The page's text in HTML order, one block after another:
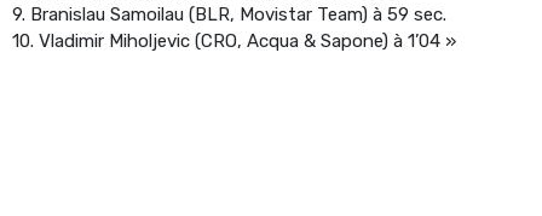
9. Branislau Samoilau (BLR, Movistar Team) à 59 sec.
10. Vladimir Miholjevic (CRO, Acqua & Sapone) à 1’04 »